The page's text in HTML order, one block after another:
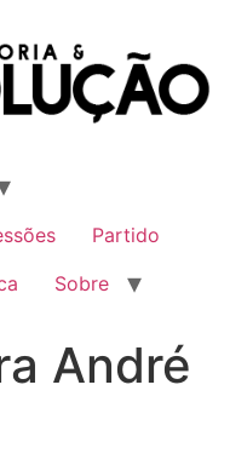
Partido
Sobre
André